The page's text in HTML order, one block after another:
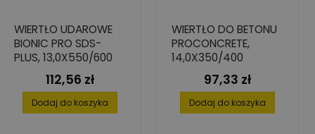
WIERTŁO UDAROWE
BIONIC PRO SDS-
PLUS, 13,0X550/600
Cena
112,56 zł
Dodaj do koszyka
WIERTŁO DO BETONU
PROCONCRETE,
14,0X350/400
Cena
97,33 zł
Dodaj do koszyka